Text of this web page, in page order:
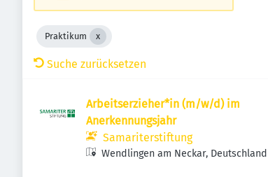
Praktikum
Suche zurücksetzen
Arbeitserzieher*in (m/w/d) im
Anerkennungsjahr
Samariterstiftung
Wendlingen am Neckar, Deutschland